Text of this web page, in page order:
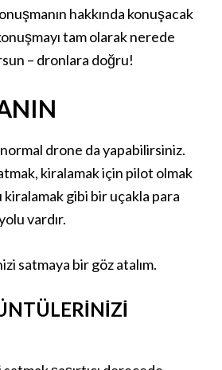
hakkında konuşacak
tam olarak nerede
– dronlara doğru!
drone da yapabilirsiniz.
kiralamak için pilot olmak
gibi bir uçakla para
vardır.
satmaya bir göz atalım.